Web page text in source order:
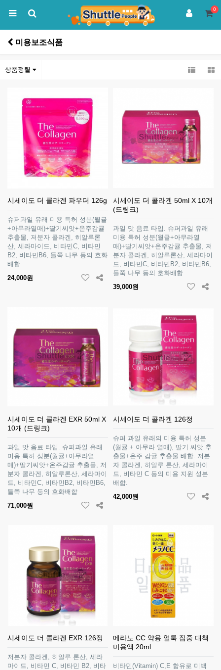
0
미용보조식품
상품정렬
시세이도 더 콜라겐 파우더 126g
슈퍼과일 유래 미용 특허 성분(월귤
+아무라열매)+딸기씨앗+온주감귤
추출물, 저분자 콜라겐, 히알루론
산, 세라마이드, 비타민C, 비타민
B2, 비타민B6, 들쭉 나무 등의 호화
배합
24,000원
시세이도 더 콜라겐 50ml X 10개
(드링크)
과일 맛 음료 타입. 슈퍼과일 유래
미용 특허 성분(월귤+아무라열
매)+딸기씨앗+온주감귤 추출물, 저
분자 콜라겐, 히알루론산, 세라마이
드, 비타민C, 비타민B2, 비타민B6,
들쭉 나무 등의 호화배합
39,000원
시세이도 더 콜라겐 EXR 50ml X
10개 (드링크)
과일 맛 음료 타입. 슈퍼과일 유래
미용 특허 성분(월귤+아무라열
매)+딸기씨앗+온주감귤 추출물, 저
분자 콜라겐, 히알루론산, 세라마이
드, 비타민C, 비타민B2, 비타민B6,
들쭉 나무 등의 호화배합
71,000원
시세이도 더 콜라겐 126정
슈퍼 과일 유래의 미용 특허 성분
(월귤 + 아무라 열매), 딸기 씨앗 추
출물+온주 감귤 추출물 배합. 저분
자 콜라겐, 히알루 론산, 세라마이
드, 비타민 C 등의 미용 지원 성분
배합.
42,000원
시세이도 더 콜라겐 EXR 126정
저분자 콜라겐, 히알루 론산, 세라
마이드, 비타민 C, 비타민 B2, 비타
메라노 CC 약용 얼룩 집중 대책
미용액 20ml
비타민(Vitamin) C,E 함유로 미백